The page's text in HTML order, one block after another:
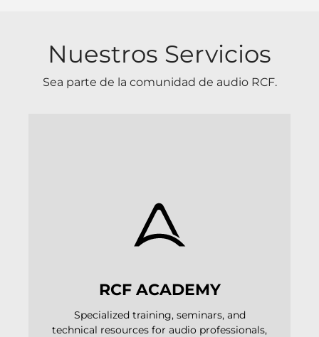
Nuestros Servicios
Sea parte de la comunidad de audio RCF.
RCF ACADEMY
Specialized training, seminars, and
technical resources for audio professionals,